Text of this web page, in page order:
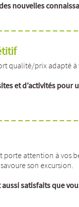
nouvelles
qualité/prix adapté
et d’activités pour
porte attention à vos
son excursion.
satisfaits que